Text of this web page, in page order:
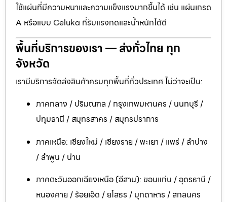
ใช้แผ่นที่มีความหนาและความแข็งแรงมากขึ้นได้ เช่น แผ่นเกรด
A หรือแบบ Celuka ที่รับแรงกดและน้ำหนักได้ดี
พื้นที่บริการของเรา — ส่งทั่วไทย ทุก
จังหวัด
เรามีบริการจัดส่งสินค้าครบทุกพื้นที่ทั่วประเทศ ไม่ว่าจะเป็น:
ภาคกลาง / ปริมณฑล / กรุงเทพมหานคร / นนทบุรี /
ปทุมธานี / สมุทรสาคร / สมุทรปราการ
ภาคเหนือ: เชียงใหม่ / เชียงราย / พะเยา / แพร่ / ลำปาง
/ ลำพูน / น่าน
ภาคตะวันออกเฉียงเหนือ (อีสาน): ขอนแก่น / อุดรธานี /
หนองคาย / ร้อยเอ็ด / ยโสธร / มุกดาหาร / สกลนคร